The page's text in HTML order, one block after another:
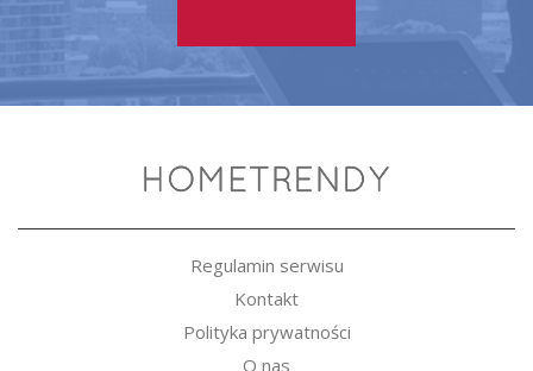
Regulamin serwisu
Kontakt
Polityka prywatności
O nas